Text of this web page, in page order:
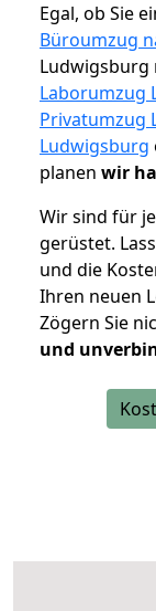
Egal, ob Sie
Büroumzug
Ludwigsburg
Laborumzug
Privatumzug
Ludwigsburg
planen wir
Wir sind für
gerüstet.
und die
Ihren neuen
Zögern Sie
und